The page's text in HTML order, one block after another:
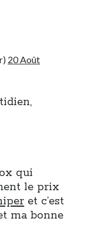
20 Août
qui
le prix
et c’est
ma bonne